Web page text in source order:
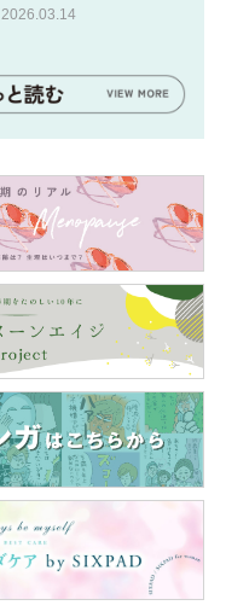
2026.03.14